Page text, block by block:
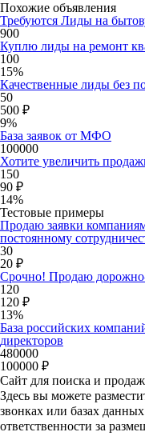
Похожие объявления
Требуются Лиды на
900
Куплю лиды на ремонт
100
15%
Качественные лиды без
50
500 ₽
9%
База заявок от МФО
100000
Хотите увеличить
150
90 ₽
14%
Тестовые примеры
Продаю заявки
постоянному
30
20 ₽
Срочно! Продаю
120
120 ₽
13%
База российских
директоров
480000
100000 ₽
Сайт для поиска и
Здесь вы можете
звонках или базах
ответственности за